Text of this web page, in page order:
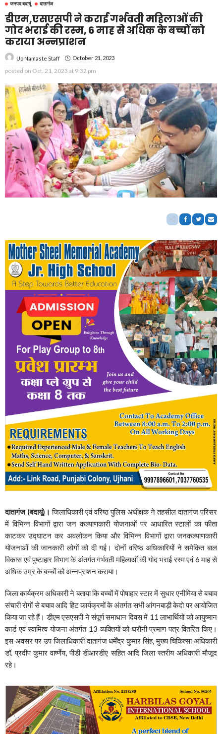
जनपद बदायूं दातागंज
डीएम,एसएसपी ने कराई गर्भवती महिलाओं की
गोद भराई की रस्म, 6 माह से अधिक के बच्चों को
कराया अन्नप्राशन
Up Namaste Staff October 21, 2023
posted on Oct. 21, 2023 at 9:32 pm
दातागंज (बदायूं)। जिलाधिकारी एवं वरिष्ठ पुलिस अधीक्षक ने तहसील दातागंज परिसर
में विभिन्न विभागों द्वारा जन कल्याणकारी योजनाओं पर आधारित स्टालों का फीता
काटकर उद्घाटन कर अवलोकन किया और विभिन्न विभागों द्वारा जनकल्याणकारी
योजनाओं की जानकारी लोगों को दी गई। दोनों वरिष्ठ अधिकारियों ने समेकित बाल
विकास एवं पुष्टाहार विभाग के अंतर्गत गर्भवती महिलाओं की गोद भराई रस्म एवं 6 माह से
अधिक उम्र के बच्चों को अन्नप्राशन कराया।
जिला कार्यक्रम अधिकारी ने बताया कि बच्चों में पोषाहार स्टार में सुधार एनीमिया से बचाव
संचारी रोगों से बचाव आदि हिट कार्यक्रमों के अंतर्गत सभी आंगनबाड़ी केदो पर आयोजित
किया जा रहे हैं। डीएम एसएसपी ने संपूर्ण समाधान दिवस में 11 लाभार्थियों को आयुष्मान
कार्ड एवं स्वामित्व योजना अंतर्गत 13 व्यक्तियों को घरौनी प्रमाण पत्र वितरित किए।
इस अवसर पर उप जिलाधिकारी दातागंज धर्मेंद्र कुमार सिंह, मुख्य चिकित्सा अधिकारी
डॉ. प्रदीप कुमार वार्ष्णेय, पीडी डीआरडीए सहित आदि जिला स्तरीय अधिकारी मौजूद
रहे।